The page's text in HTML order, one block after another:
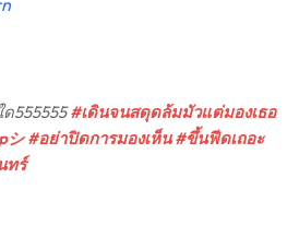
555555#เดินจนสดุดล้มมัวแต่มองเธอ
シ #อย่าปิดการมองเห็น #ขึ้นฟีดเถอะ
ทร์